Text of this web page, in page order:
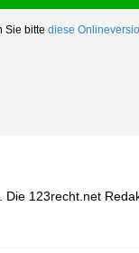
Sie bitte diese
123recht.net